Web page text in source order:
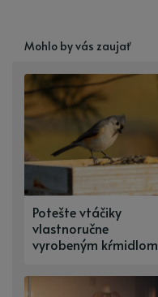
Mohlo by vás zaujať
Potešte vtáčiky
vlastnoručne
vyrobeným kŕmidlom